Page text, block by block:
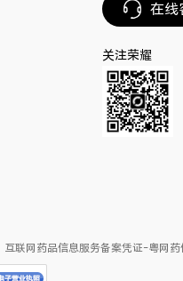
在线
关注荣耀
互联网药品信息服务备案凭证-粤网药